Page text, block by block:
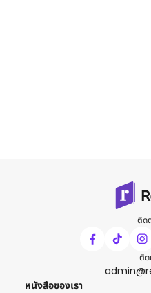
ติด
ติด
หนังสือของเรา